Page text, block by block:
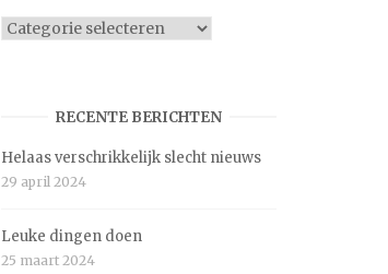
Categorieën
RECENTE BERICHTEN
Helaas verschrikkelijk slecht nieuws
29 april 2024
Leuke dingen doen
25 maart 2024